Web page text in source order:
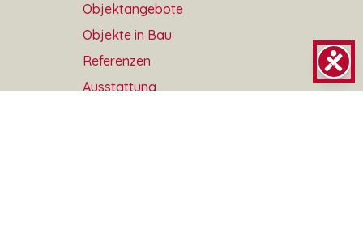
Objektangebote
Objekte in Bau
Referenzen
Ausstattung